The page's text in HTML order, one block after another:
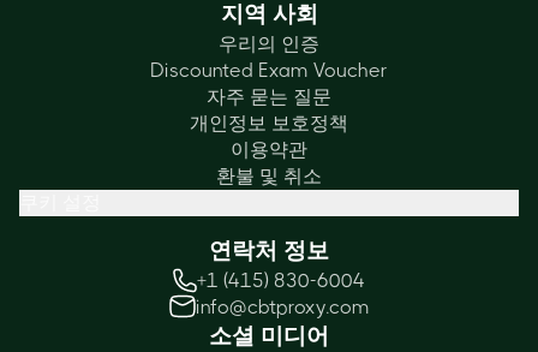
지역 사회
우리의 인증
Discounted Exam Voucher
자주 묻는 질문
개인정보 보호정책
이용약관
환불 및 취소
연락처 정보
+1 (415) 830-6004
info@cbtproxy.com
소셜 미디어